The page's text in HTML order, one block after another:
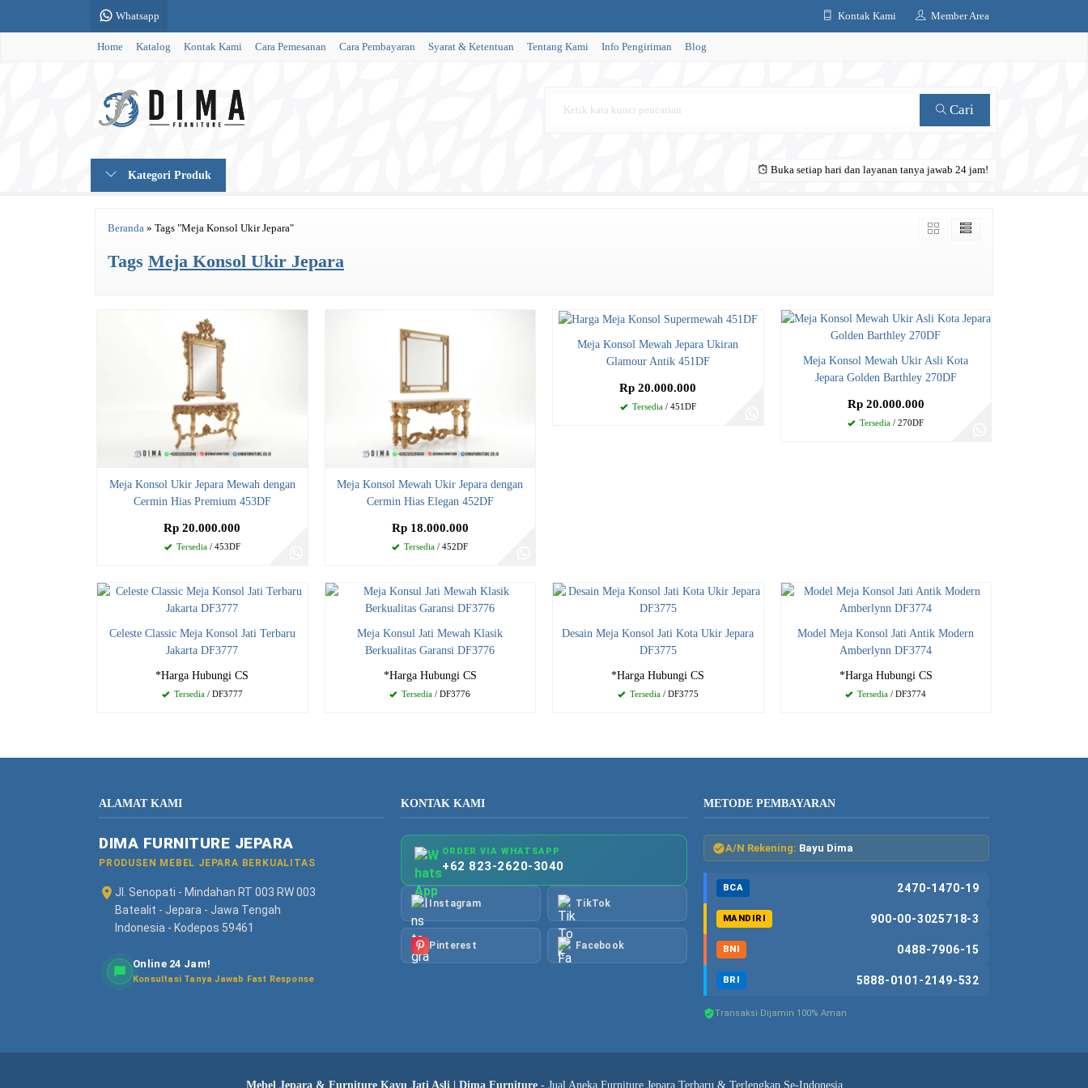
Whatsapp Kontak Kami Member Area
Home Katalog Kontak Kami Cara Pemesanan Cara Pembayaran Syarat & Ketentuan Tentang Kami Info Pengiriman Blog
Cari
Kategori Produk Buka setiap hari dan layanan tanya jawab 24 jam!
Beranda » Tags "Meja Konsol Ukir Jepara"
Tags Meja Konsol Ukir Jepara
Meja Konsol Ukir Jepara Mewah dengan
Cermin Hias Premium 453DF
Rp 20.000.000
Tersedia/ 453DF
Meja Konsol Mewah Ukir Jepara dengan
Cermin Hias Elegan 452DF
Rp 18.000.000
Tersedia / 452DF
Meja Konsol Mewah Jepara Ukiran
Glamour Antik 451DF
Rp 20.000.000
Tersedia/ 451DF
Meja Konsol Mewah Ukir Asli Kota
Jepara Golden Barthley 270DF
Rp 20.000.000
Tersedia / 270DF
Celeste Classic Meja Konsol Jati Terbaru
Jakarta DF3777
*Harga Hubungi CS
Tersedia/ DF3777
Meja Konsul Jati Mewah Klasik
Berkualitas Garansi DF3776
*Harga Hubungi CS
Tersedia / DF3776
Desain Meja Konsol Jati Kota Ukir Jepara
DF3775
*Harga Hubungi CS
Tersedia/ DF3775
Model Meja Konsol Jati Antik Modern
Amberlynn DF3774
*Harga Hubungi CS
Tersedia / DF3774
ALAMAT KAMI
DIMA FURNITURE JEPARA
PRODUSEN MEBEL JEPARA BERKUALITAS
Jl. Senopati - Mindahan RT 003 RW 003
Batealit - Jepara - Jawa Tengah
Indonesia - Kodepos 59461
Online 24 Jam!
Konsultasi Tanya Jawab Fast Response
KONTAK KAMI
ORDER VIA WHATSAPP
+62 823-2620-3040
Instagram TikTok
Pinterest Facebook
METODE PEMBAYARAN
A/N Rekening: Bayu Dima
BCA 2470-1470-19
MANDIRI 900-00-3025718-3
BNI 0488-7906-15
BRI 5888-0101-2149-532
Transaksi Dijamin 100% Aman
Mebel Jepara & Furniture Kayu Jati Asli | Dima Furniture- Jual Aneka Furniture Jepara Terbaru & Terlengkap Se-Indonesia